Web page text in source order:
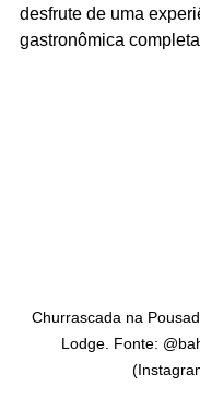
desfrute de uma
gastronômica
Churrascada na
Lodge. Fonte: